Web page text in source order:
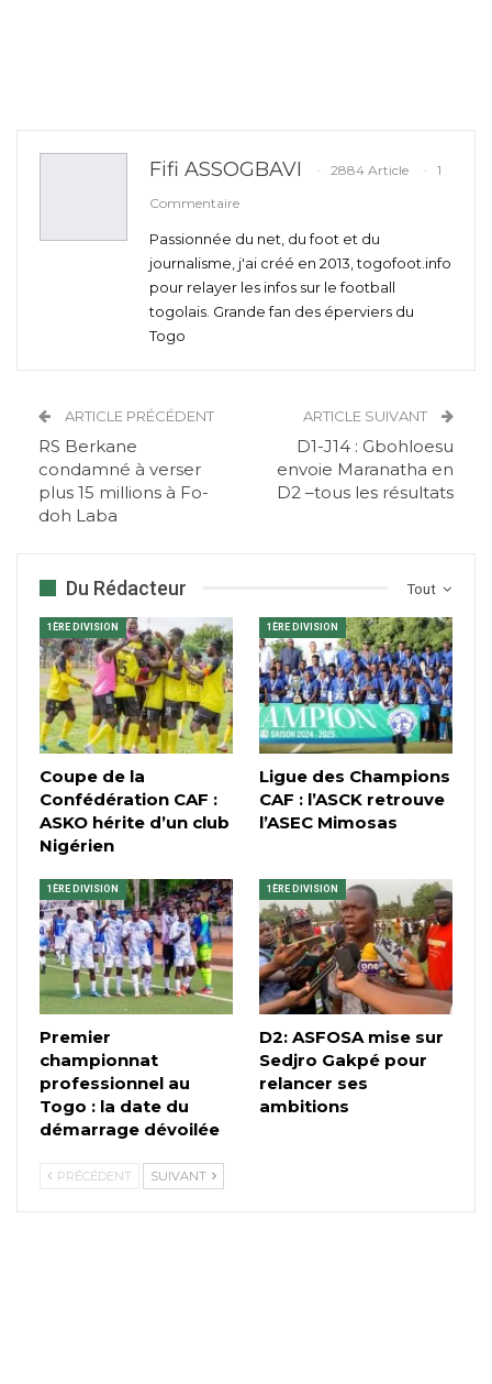
Fifi ASSOGBAVI 2884 Article
1
Commentaire
Passionnée du net, du foot et du
journalisme, j'ai créé en 2013, togofoot.info
pour relayer les infos sur le football
togolais. Grande fan des éperviers du
Togo
ARTICLE PRÉCÉDENT
RS Berkane
condamné à verser
plus 15 millions à Fo-
doh Laba
ARTICLE SUIVANT
D1-J14 : Gbohloesu
envoie Maranatha en
D2 –tous les résultats
Tout
Du Rédacteur
1ÈRE DIVISION
Coupe de la
Confédération CAF :
ASKO hérite d’un club
Nigérien
1ÈRE DIVISION
Ligue des Champions
CAF : l’ASCK retrouve
l’ASEC Mimosas
1ÈRE DIVISION
Premier
championnat
professionnel au
Togo : la date du
démarrage dévoilée
1ÈRE DIVISION
D2: ASFOSA mise sur
Sedjro Gakpé pour
relancer ses
ambitions
PRÉCÉDENT SUIVANT